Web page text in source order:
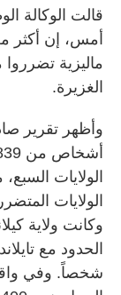
قالت الوكالة
ماليزية
الغزيرة.
الولايات
وكانت ولاية
شخصاً. وفي